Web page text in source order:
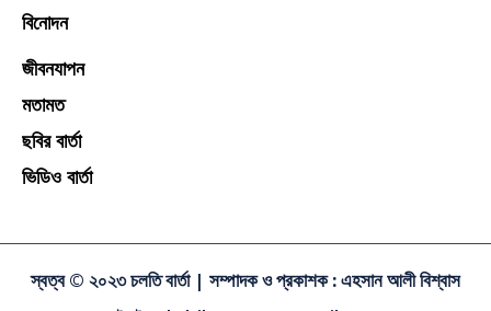
বিনোদন
জীবনযাপন
মতামত
ছবির বার্তা
ভিডিও বার্তা
স্বত্ব © ২০২৩ চলতি বার্তা | সম্পাদক ও প্রকাশক : এহসান আলী বিশ্বাস